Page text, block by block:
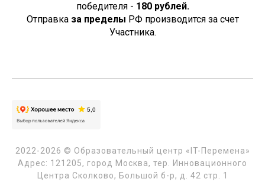
победителя - 180 рублей.
Отправка за пределы РФ производится за счет
Участника.
2022-2026 © Образовательный центр «IT-Перемена»
Адрес: 121205, город Москва, тер. Инновационного
Центра Сколково, Большой б-р, д. 42 стр. 1